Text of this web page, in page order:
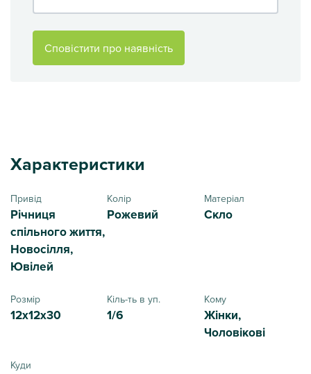
Сповістити про наявність
Характеристики
Привід
Річниця
спільного життя,
Новосілля,
Ювілей
Колір
Рожевий
Матеріал
Скло
Розмір
12x12x30
Кіль-ть в уп.
1/6
Кому
Жінки,
Чоловікові
Куди